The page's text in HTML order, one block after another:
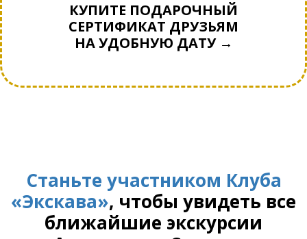
КУПИТЕ ПОДАРОЧНЫЙ
СЕРТИФИКАТ ДРУЗЬЯМ
НА УДОБНУЮ ДАТУ →
Станьте участником Клуба
«Экскава», чтобы увидеть все
ближайшие экскурсии